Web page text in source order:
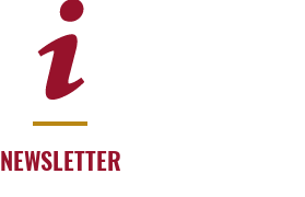
NEWSLETTER